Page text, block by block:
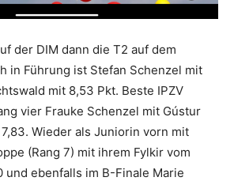
der DIM dann die T2 auf dem
in Führung ist Stefan Schenzel mit
mit 8,53 Pkt. Beste IPZV
vier Frauke Schenzel mit Gústur
Wieder als Juniorin vorn mit
(Rang 7) mit ihrem Fylkir vom
und ebenfalls im B-Finale Marie